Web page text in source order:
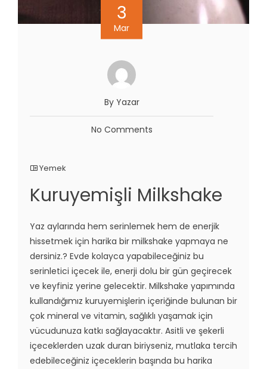
3
Mar
By Yazar
No Comments
Yemek
Kuruyemişli Milkshake
Yaz aylarında hem serinlemek hem de enerjik
hissetmek için harika bir milkshake yapmaya ne
dersiniz.? Evde kolayca yapabileceğiniz bu
serinletici içecek ile, enerji dolu bir gün geçirecek
ve keyfiniz yerine gelecektir. Milkshake yapımında
kullandığımız kuruyemişlerin içeriğinde bulunan bir
çok mineral ve vitamin, sağlıklı yaşamak için
vücudunuza katkı sağlayacaktır. Asitli ve şekerli
içeceklerden uzak duran biriyseniz, mutlaka tercih
edebileceğiniz içeceklerin başında bu harika